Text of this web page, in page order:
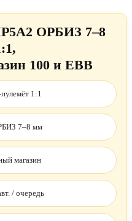
ОРБИЗ 7–8
100 и EBB
1:1
7–8 мм
магазин
/ очередь